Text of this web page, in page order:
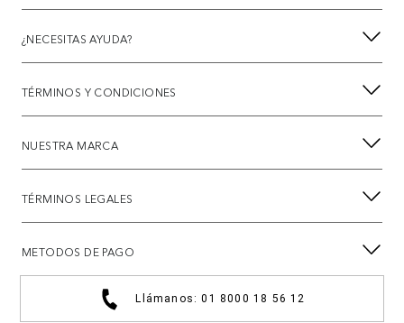
¿NECESITAS AYUDA?
TÉRMINOS Y CONDICIONES
NUESTRA MARCA
TÉRMINOS LEGALES
METODOS DE PAGO
Llámanos: 01 8000 18 56 12